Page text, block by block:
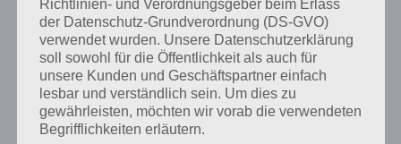
Auf WhatsApp teilen Teilen auf Facebook
Tweet auf Twitter
Richtlinien- und Verordnungsgeber beim Erlass
der Datenschutz-Grundverordnung (DS-GVO)
verwendet wurden. Unsere Datenschutzerklärung
soll sowohl für die Öffentlichkeit als auch für
unsere Kunden und Geschäftspartner einfach
lesbar und verständlich sein. Um dies zu
gewährleisten, möchten wir vorab die verwendeten
Begrifflichkeiten erläutern.